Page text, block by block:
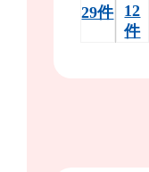
29件
12
件